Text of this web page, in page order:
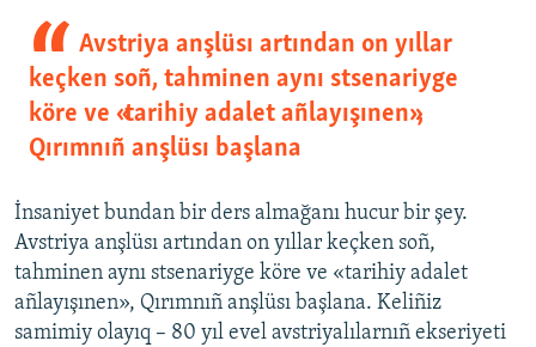
Avstriya anşlüsı artından on yıllar
keçken soñ, tahminen aynı stsenariyge
köre ve «tarihiy adalet añlayışınen»,
Qırımnıñ anşlüsı başlana
İnsaniyet bundan bir ders almağanı hucur bir şey.
Avstriya anşlüsı artından on yıllar keçken soñ,
tahminen aynı stsenariyge köre ve «tarihiy adalet
añlayışınen», Qırımnıñ anşlüsı başlana. Keliñiz
samimiy olayıq – 80 yıl evel avstriyalılarnıñ ekseriyeti